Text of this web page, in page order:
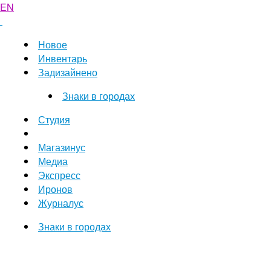
EN
Новое
Инвентарь
Задизайнено
Знаки в городах
Студия
Магазинус
Медиа
Экспресс
Иронов
Журналус
Знаки в городах